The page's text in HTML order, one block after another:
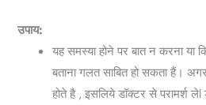
उपाय:
यह समस्या होने पर बात न करना या
बताना गलत साबित हो सकता हैं।
होते है,इसलिये डॉक्टर से परामर्श लेl